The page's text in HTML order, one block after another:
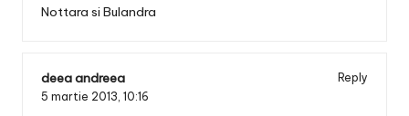
Nottara si Bulandra
deea andreea
Reply
5 martie 2013, 10:16